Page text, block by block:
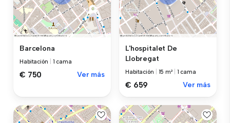
Barcelona
Habitación 1 cama
€ 750 Ver más
L'hospitalet De
Llobregat
Habitación 15 m² 1 cama
€ 659 Ver más